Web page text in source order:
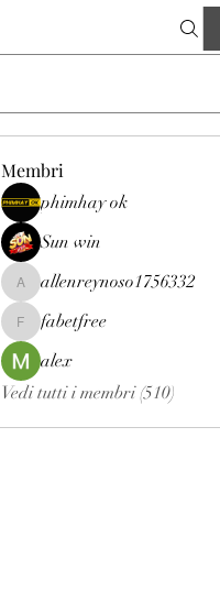
Membri
phimhay ok
Sun win
allenreynoso1756332
allenreynoso1756332
fabetfree
fabetfree
alex
Vedi tutti i membri (510)